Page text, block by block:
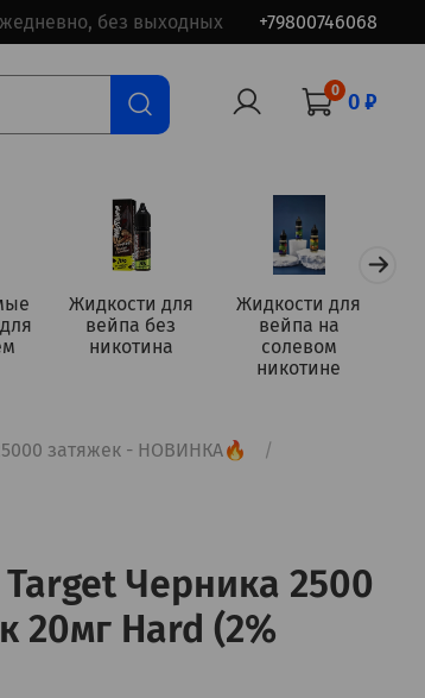
без выходных +79800746068
0 0 ₽
Жидкости для
вейпа без
никотина
Жидкости для
вейпа на
солевом
никотине
затяжек - НОВИНКА🔥
Target Черника 2500
20мг Hard (2%